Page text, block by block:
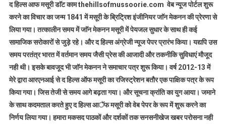
द हिल्स आफ मसूरी डाॅट काम thehillsofmussoorie.com वेब न्यूज पोर्टल शुरू
करने का विचार का जन्म 1841 में मसूरी के ब्रिट्रिश इंजीनियर जाॅन मेकनन की प्रेरणा से
लिया गया। तत्कालीन समय में जाॅन मेकनन मसूरी में पेयजल सुधार के साथ ही कई
सामाजिक सरोकारों से जुड़े रहे। और द हिल्स अंग्रेजी न्यूज पेपर प्रारंभ किया। यद्यपि उस
समय परतंत्र भारत में वर्तमान समय जैसी प्रेस की आजादी और तकनीकि सुविधाएं मौजूद
नही थी। इसके बावजूद भी जाॅन मेकनन ने समाचार पत्र शुरू किया। वर्ष 2012-13 में
मेरे द्वारा आरएनआई से द हिल्स ऑफ मसूरी का रजिस्ट्रेशन बतौर एक पाक्षिक पत्र के रूप
किया गया। जिस तेजी से समय आगे बढ़ता गया। और सूचना क्रांति का युग आया। जमाने
के साथ कदमताल करते हुए द हिल्स आॅफ मसूरी को वेब पेपर के रूप में शुरू करने का
निर्णय लिया गया। हमारा मकसद पाठकों और दर्शकों तक सनसनीखेज खबर परोसना नही